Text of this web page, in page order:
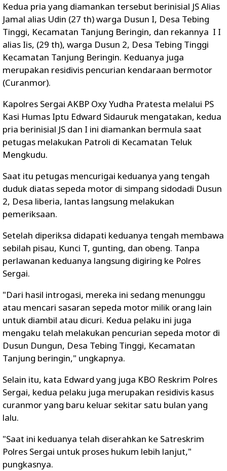
Kedua pria yang diamankan tersebut berinisial JS Alias
Jamal alias Udin (27 th) warga Dusun I, Desa Tebing
Tinggi, Kecamatan Tanjung Beringin, dan rekannya I I
alias Iis, (29 th), warga Dusun 2, Desa Tebing Tinggi
Kecamatan Tanjung Beringin. Keduanya juga
merupakan residivis pencurian kendaraan bermotor
(Curanmor).
Kapolres Sergai AKBP Oxy Yudha Pratesta melalui PS
Kasi Humas Iptu Edward Sidauruk mengatakan, kedua
pria berinisial JS dan I ini diamankan bermula saat
petugas melakukan Patroli di Kecamatan Teluk
Mengkudu.
Saat itu petugas mencurigai keduanya yang tengah
duduk diatas sepeda motor di simpang sidodadi Dusun
2, Desa liberia, lantas langsung melakukan
pemeriksaan.
Setelah diperiksa didapati keduanya tengah membawa
sebilah pisau, Kunci T, gunting, dan obeng. Tanpa
perlawanan keduanya langsung digiring ke Polres
Sergai.
"Dari hasil introgasi, mereka ini sedang menunggu
atau mencari sasaran sepeda motor milik orang lain
untuk diambil atau dicuri. Kedua pelaku ini juga
mengaku telah melakukan pencurian sepeda motor di
Dusun Dungun, Desa Tebing Tinggi, Kecamatan
Tanjung beringin," ungkapnya.
Selain itu, kata Edward yang juga KBO Reskrim Polres
Sergai, kedua pelaku juga merupakan residivis kasus
curanmor yang baru keluar sekitar satu bulan yang
lalu.
"Saat ini keduanya telah diserahkan ke Satreskrim
Polres Sergai untuk proses hukum lebih lanjut,"
pungkasnya.